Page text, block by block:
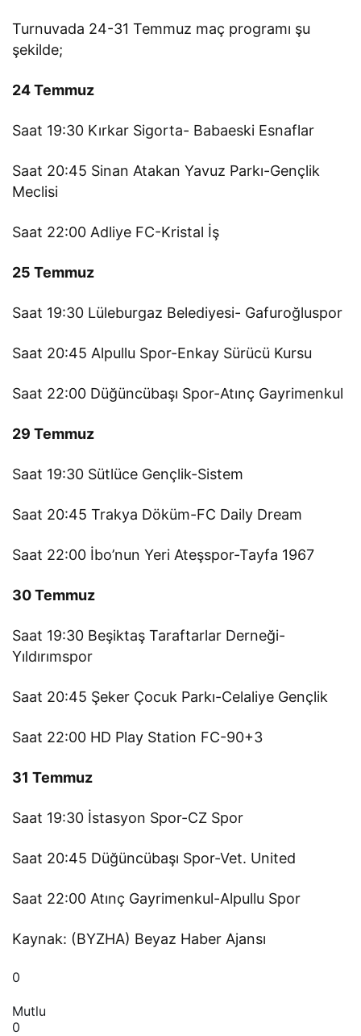
Turnuvada 24-31 Temmuz maç programı şu
şekilde;
24 Temmuz
Saat 19:30 Kırkar Sigorta- Babaeski Esnaflar
Saat 20:45 Sinan Atakan Yavuz Parkı-Gençlik
Meclisi
Saat 22:00 Adliye FC-Kristal İş
25 Temmuz
Saat 19:30 Lüleburgaz Belediyesi- Gafuroğluspor
Saat 20:45 Alpullu Spor-Enkay Sürücü Kursu
Saat 22:00 Düğüncübaşı Spor-Atınç Gayrimenkul
29 Temmuz
Saat 19:30 Sütlüce Gençlik-Sistem
Saat 20:45 Trakya Döküm-FC Daily Dream
Saat 22:00 İbo’nun Yeri Ateşspor-Tayfa 1967
30 Temmuz
Saat 19:30 Beşiktaş Taraftarlar Derneği-
Yıldırımspor
Saat 20:45 Şeker Çocuk Parkı-Celaliye Gençlik
Saat 22:00 HD Play Station FC-90+3
31 Temmuz
Saat 19:30 İstasyon Spor-CZ Spor
Saat 20:45 Düğüncübaşı Spor-Vet. United
Saat 22:00 Atınç Gayrimenkul-Alpullu Spor
Kaynak: (BYZHA) Beyaz Haber Ajansı
0
Mutlu
0